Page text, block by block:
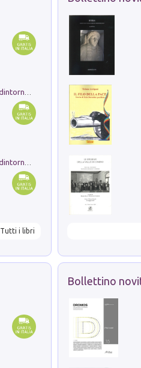
Ruderi delle ville Romano Sabine nei dintorni di Poggio Mirteto. Illustrati dal dott.re prof.re cav.re Ercole Nardi regio ispettore degli scavi e monumenti. Anno 1885. Tavole e studio. Con 25 tavole fuori testo in cartella editoriale
Tutti i libri
Bollettino